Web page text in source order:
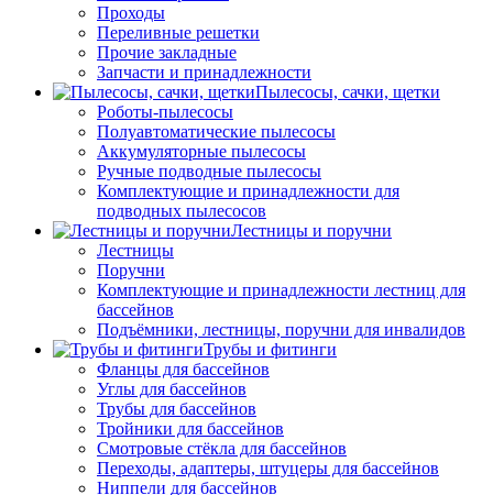
Проходы
Переливные решетки
Прочие закладные
Запчасти и принадлежности
Пылесосы, сачки, щетки
Роботы-пылесосы
Полуавтоматические пылесосы
Аккумуляторные пылесосы
Ручные подводные пылесосы
Комплектующие и принадлежности для
подводных пылесосов
Лестницы и поручни
Лестницы
Поручни
Комплектующие и принадлежности лестниц для
бассейнов
Подъёмники, лестницы, поручни для инвалидов
Трубы и фитинги
Фланцы для бассейнов
Углы для бассейнов
Трубы для бассейнов
Тройники для бассейнов
Смотровые стёкла для бассейнов
Переходы, адаптеры, штуцеры для бассейнов
Ниппели для бассейнов